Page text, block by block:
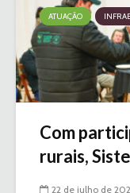
ATUAÇÃO
Com
rurais,
22 de julho de